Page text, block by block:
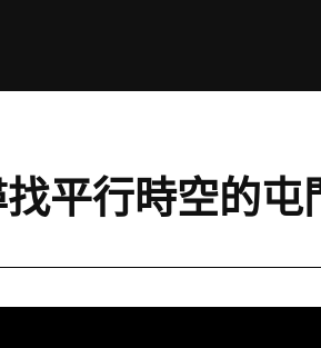
平行時空的屯